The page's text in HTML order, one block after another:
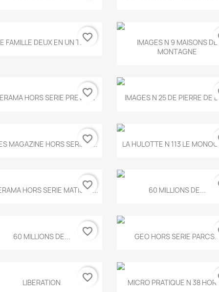
Aperçu rapide
FAMILLE DEUX EN UN T.675
favorite_border Aperçu rapide
IMAGES N 9 MAISONS DE
MONTAGNE
Aperçu rapide
HORS SERIE PREVERT
favorite_border Aperçu rapide
IMAGES N 25 DE PIERRE DE
Aperçu rapide
MAGAZINE HORS SERIE N...
favorite_border Aperçu rapide
LA HULOTTE N 113 LE
Aperçu rapide
HORS SERIE MATISSE...
favorite_border Aperçu rapide
60 MILLIONS DE...
Aperçu rapide
60 MILLIONS DE... favorite_border Aperçu rapide
GEO HORS SERIE
Aperçu rapide
LIBERATION favorite_border Aperçu rapide
MICRO PRATIQUE N 38